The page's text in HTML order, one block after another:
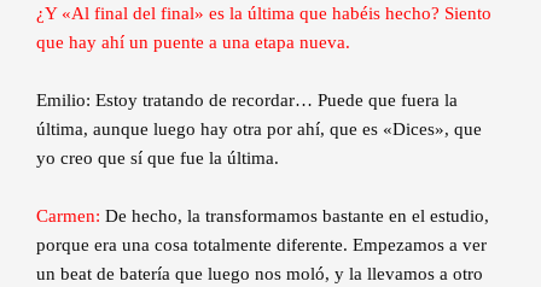
¿Y «Al final del final» es la última que habéis hecho? Siento
que hay ahí un puente a una etapa nueva.
Emilio: Estoy tratando de recordar… Puede que fuera la
última, aunque luego hay otra por ahí, que es «Dices», que
yo creo que sí que fue la última.
Carmen: De hecho, la transformamos bastante en el estudio,
porque era una cosa totalmente diferente. Empezamos a ver
un beat de batería que luego nos moló, y la llevamos a otro